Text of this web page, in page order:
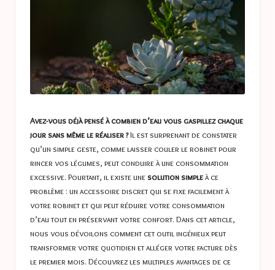
Avez-vous déjà pensé à combien d’eau vous gaspillez chaque
jour sans même le réaliser ?Il est surprenant de constater
qu’un simple geste, comme laisser couler le robinet pour
rincer vos légumes, peut conduire à une consommation
excessive. Pourtant, il existe une solution simpleà ce
problème : un accessoire discret qui se fixe facilement à
votre robinet et qui peut réduire votre consommation
d’eau tout en préservant votre confort. Dans cet article,
nous vous dévoilons comment cet outil ingénieux peut
transformer votre quotidien et alléger votre facture dès
le premier mois. Découvrez les multiples avantages de ce